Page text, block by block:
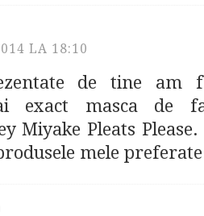
LA 18:10
de tine am
exact masca de
Miyake Pleats
mele